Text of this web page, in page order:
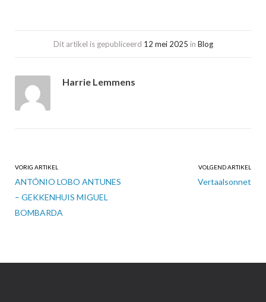
Dit artikel is gepubliceerd Posted
12 mei 2025 in Categories
Blog
Harrie Lemmens
Post
navigation
VORIG ARTIKEL
ANTÓNIO LOBO ANTUNES
– GEKKENHUIS MIGUEL
BOMBARDA
VOLGEND ARTIKEL
Vertaalsonnet